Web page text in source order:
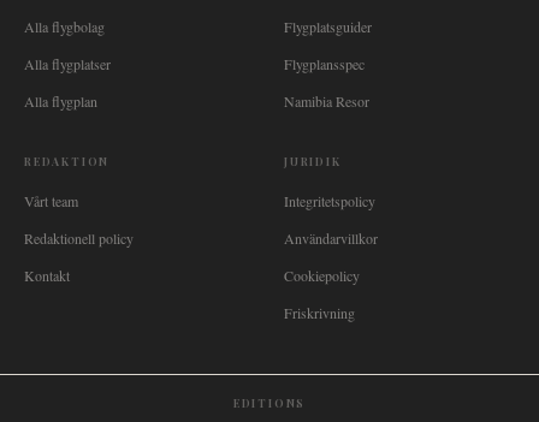
Alla flygbolag
Alla flygplatser
Alla flygplan
Flygplatsguider
Flygplansspec
Namibia Resor
REDAKTION
Vårt team
Redaktionell policy
Kontakt
JURIDIK
Integritetspolicy
Användarvillkor
Cookiepolicy
Friskrivning
EDITIONS